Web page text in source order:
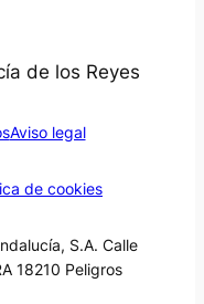
de los Reyes
Aviso legal
de cookies
S.A. Calle
18210 Peligros